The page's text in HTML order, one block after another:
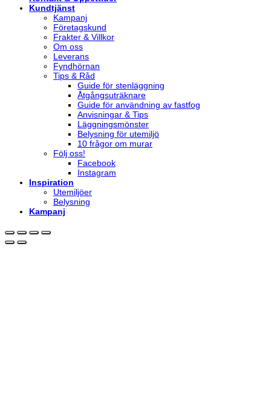
Kundtjänst
Kampanj
Företagskund
Frakter & Villkor
Om oss
Leverans
Fyndhörnan
Tips & Råd
Guide för stenläggning
Åtgångsuträknare
Guide för användning av fastfog
Anvisningar & Tips
Läggningsmönster
Belysning för utemiljö
10 frågor om murar
Följ oss!
Facebook
Instagram
Inspiration
Utemiljöer
Belysning
Kampanj